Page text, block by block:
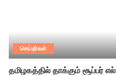
செய்திகள்
தமிழகத்தில் தாக்கும் சூப்பர் எல்